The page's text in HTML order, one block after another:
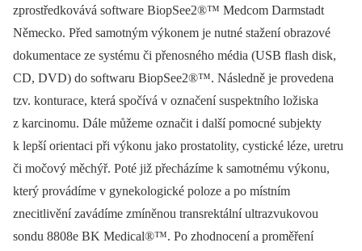
zprostředkovává software BiopSee2®™ Medcom Darmstadt
Německo. Před samotným výkonem je nutné stažení obrazové
dokumentace ze systému či přenosného média (USB flash disk,
CD, DVD) do softwaru BiopSee2®™. Následně je provedena
tzv. konturace, která spočívá v označení suspektního ložiska
z karcinomu. Dále můžeme označit i další pomocné subjekty
k lepší orientaci při výkonu jako prostatolity, cystické léze, uretru
či močový měchýř. Poté již přecházíme k samotnému výkonu,
který provádíme v gynekologické poloze a po místním
znecitlivění zavádíme zmíněnou transrektální ultrazvukovou
sondu 8808e BK Medical®™. Po zhodnocení a proměření